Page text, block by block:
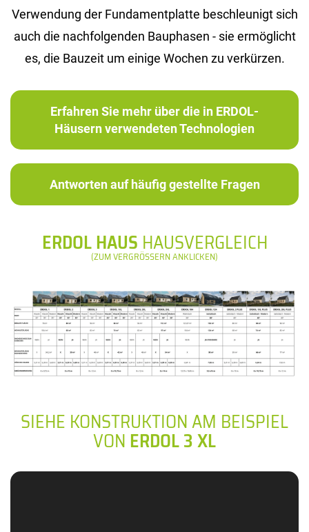
Ver­wen­dung der Fun­da­ment­plat­te be­schleu­nigt sich
auch die nach­fol­gen­den Bau­pha­sen - sie er­mög­licht
es, die Bau­zeit um ei­ni­ge Wo­chen zu ver­kür­zen.
Erfahren Sie mehr über die in ERDOL-
Häusern verwendeten Technologien
Antworten auf häufig gestellte Fragen
ERDOL HAUS HAUSVERGLEICH
(ZUM VERGRÖSSERN ANKLICKEN)
SIEHE KONSTRUKTION AM BEISPIEL
VONERDOL 3 XL